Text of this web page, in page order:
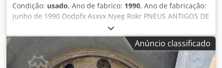
Condição: usado, Ano de fabrico: 1990, Ano de fabricação:
junho de 1990 Dodpfx Asxvx Nyeg Rokr PNEUS ANTIGOS DE
REBOQUE DE PLATAFORMA BAIXA.
Anúncio classificado